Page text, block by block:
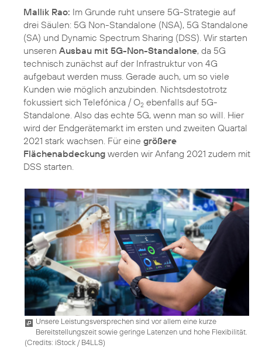
Mallik Rao: Im Grunde ruht unsere 5G-Strategie auf
drei Säulen: 5G Non-Standalone (NSA), 5G Standalone
(SA) und Dynamic Spectrum Sharing (DSS). Wir starten
unseren Ausbau mit 5G-Non-Standalone, da 5G
technisch zunächst auf der Infrastruktur von 4G
aufgebaut werden muss. Gerade auch, um so viele
Kunden wie möglich anzubinden. Nichtsdestotrotz
fokussiert sich Telefónica / O2 ebenfalls auf 5G-
Standalone. Also das echte 5G, wenn man so will. Hier
wird der Endgerätemarkt im ersten und zweiten Quartal
2021 stark wachsen. Für eine größere
Flächenabdeckung werden wir Anfang 2021 zudem mit
DSS starten.
Unsere Leistungsversprechen sind vor allem eine kurze
Bereitstellungszeit sowie geringe Latenzen und hohe Flexibilität.
(Credits: iStock / B4LLS)